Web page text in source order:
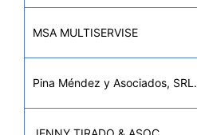
MSA MULTISERVISE
Pina Méndez y Asociados, SRL.